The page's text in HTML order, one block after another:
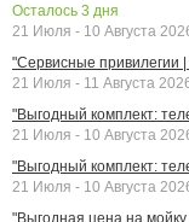
Осталось 3 дня
21 Июля - 10 Августа
"Сервисные привилегии
21 Июля - 11 Августа
"Выгодный комплект:
21 Июля - 10 Августа
"Выгодный комплект:
21 Июля - 10 Августа
"Выгодная цена на